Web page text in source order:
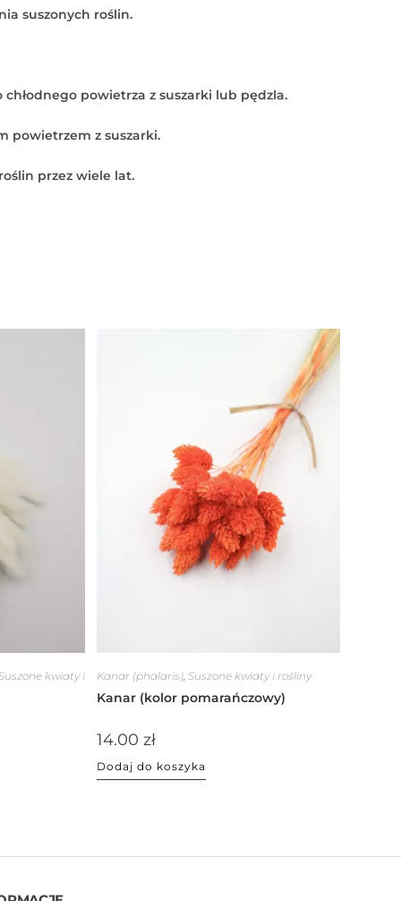
suszonych roślin.
powietrza z suszarki lub pędzla.
powietrzem z suszarki.
przez wiele lat.
kwiaty i
Kanar (phalaris), Suszone kwiaty i rośliny
Kanar (kolor pomarańczowy)
14.00 zł
Dodaj do koszyka